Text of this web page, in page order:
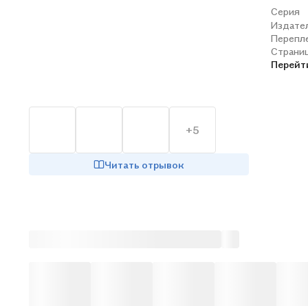
+5
Читать отрывок
Для
Серия